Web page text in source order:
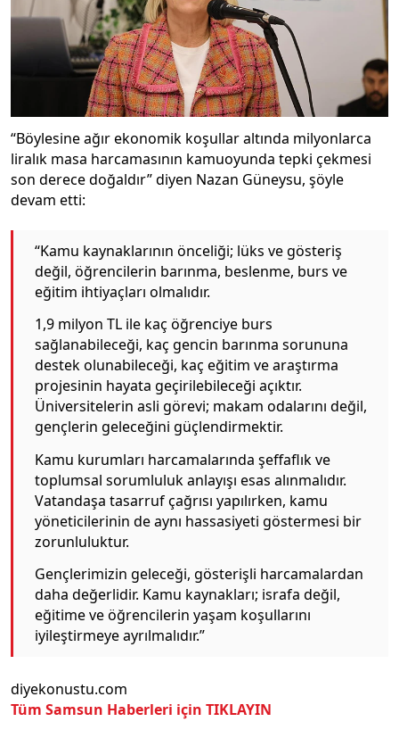
“Böylesine ağır ekonomik koşullar altında milyonlarca
liralık masa harcamasının kamuoyunda tepki çekmesi
son derece doğaldır” diyen Nazan Güneysu, şöyle
devam etti:
“Kamu kaynaklarının önceliği; lüks ve gösteriş
değil, öğrencilerin barınma, beslenme, burs ve
eğitim ihtiyaçları olmalıdır.
1,9 milyon TL ile kaç öğrenciye burs
sağlanabileceği, kaç gencin barınma sorununa
destek olunabileceği, kaç eğitim ve araştırma
projesinin hayata geçirilebileceği açıktır.
Üniversitelerin asli görevi; makam odalarını değil,
gençlerin geleceğini güçlendirmektir.
Kamu kurumları harcamalarında şeffaflık ve
toplumsal sorumluluk anlayışı esas alınmalıdır.
Vatandaşa tasarruf çağrısı yapılırken, kamu
yöneticilerinin de aynı hassasiyeti göstermesi bir
zorunluluktur.
Gençlerimizin geleceği, gösterişli harcamalardan
daha değerlidir. Kamu kaynakları; israfa değil,
eğitime ve öğrencilerin yaşam koşullarını
iyileştirmeye ayrılmalıdır.”
diyekonustu.com
Tüm Samsun Haberleri için TIKLAYIN